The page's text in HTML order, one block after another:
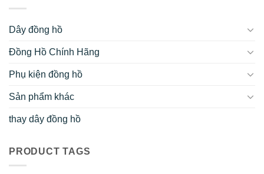
Dây đồng hồ
Đồng Hồ Chính Hãng
Phụ kiện đồng hồ
Sản phẩm khác
thay dây đồng hồ
PRODUCT TAGS